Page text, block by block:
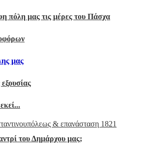
πόλη μας τις μέρες του Πάσχα
μας
& επανάσταση 1821
του Δημάρχου μας;